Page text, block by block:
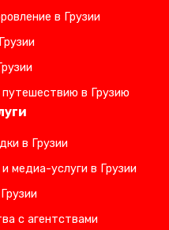
в Грузии
в Грузию
в Грузии
медиа-услуги в Грузии
с агентствами